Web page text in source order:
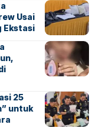
Usai
Ekstasi
25
untuk